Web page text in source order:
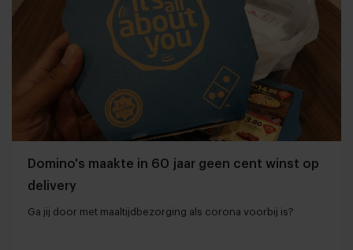
Domino's maakte in 60 jaar geen cent winst op
delivery
Ga jij door met maaltijdbezorging als corona voorbij is?